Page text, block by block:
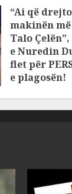
“Ai që
makinën
Talo
e Nuredin
flet për
e plagosën!